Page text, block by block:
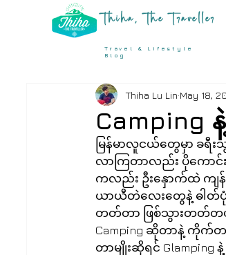
Thiha, The Traveller
Travel & Lifestyle
Blog
Camping
Thiha Lu Lin May 18,
မြန်မာလူငယ်တွေမှာ ခရီး
လာကြတာလည်း ပိုကောင်
ကလည်း ဦးနှောက်ထဲ ကျန်
ယာယီတဲလေးတွေနဲ့ ဓါတ်ပုံ
တတ်တာ ဖြစ်သွားတတ်တ
Camping ဆိုတာနဲ့ ကိုက်တ
တာမျိုးဆိုရင်